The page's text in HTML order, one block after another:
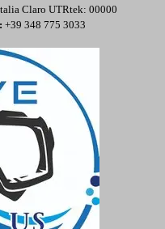
Claro UTRtek: 00000
+39 348 775 3033